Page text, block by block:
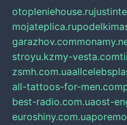
otopleniehouse.ru
mojateplica.ru
garazhov.com
stroyu.kzmy-vesta.com
zsmh.com.ua
all-tattoos-for-men.com
best-radio.com.uaost-
euroshiny.com.ua